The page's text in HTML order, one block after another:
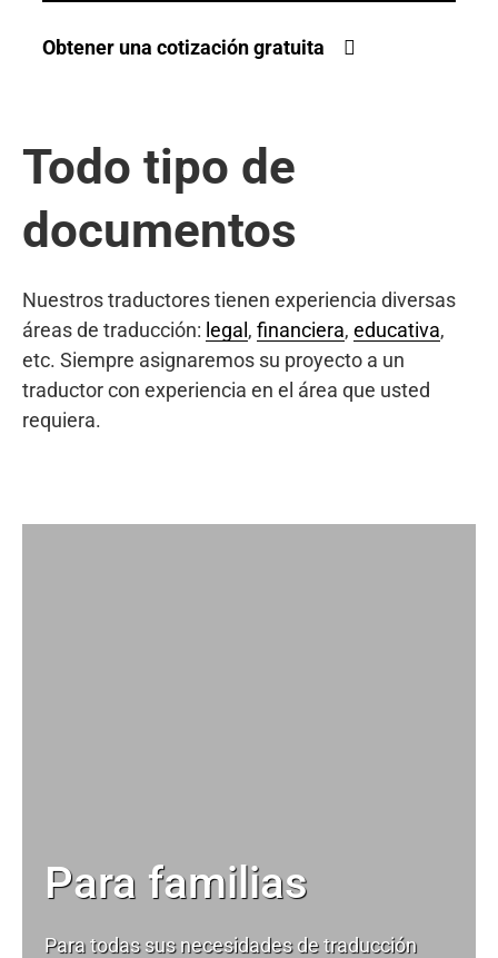
Obtener una cotización gratuita
Todo tipo de
documentos
Nuestros traductores tienen experiencia diversas
áreas de traducción: legal , financiera, educativa,
etc. Siempre asignaremos su proyecto a un
traductor con experiencia en el área que usted
requiera.
Para familias
Para todas sus necesidades detraducción